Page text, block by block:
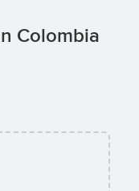
Colombia